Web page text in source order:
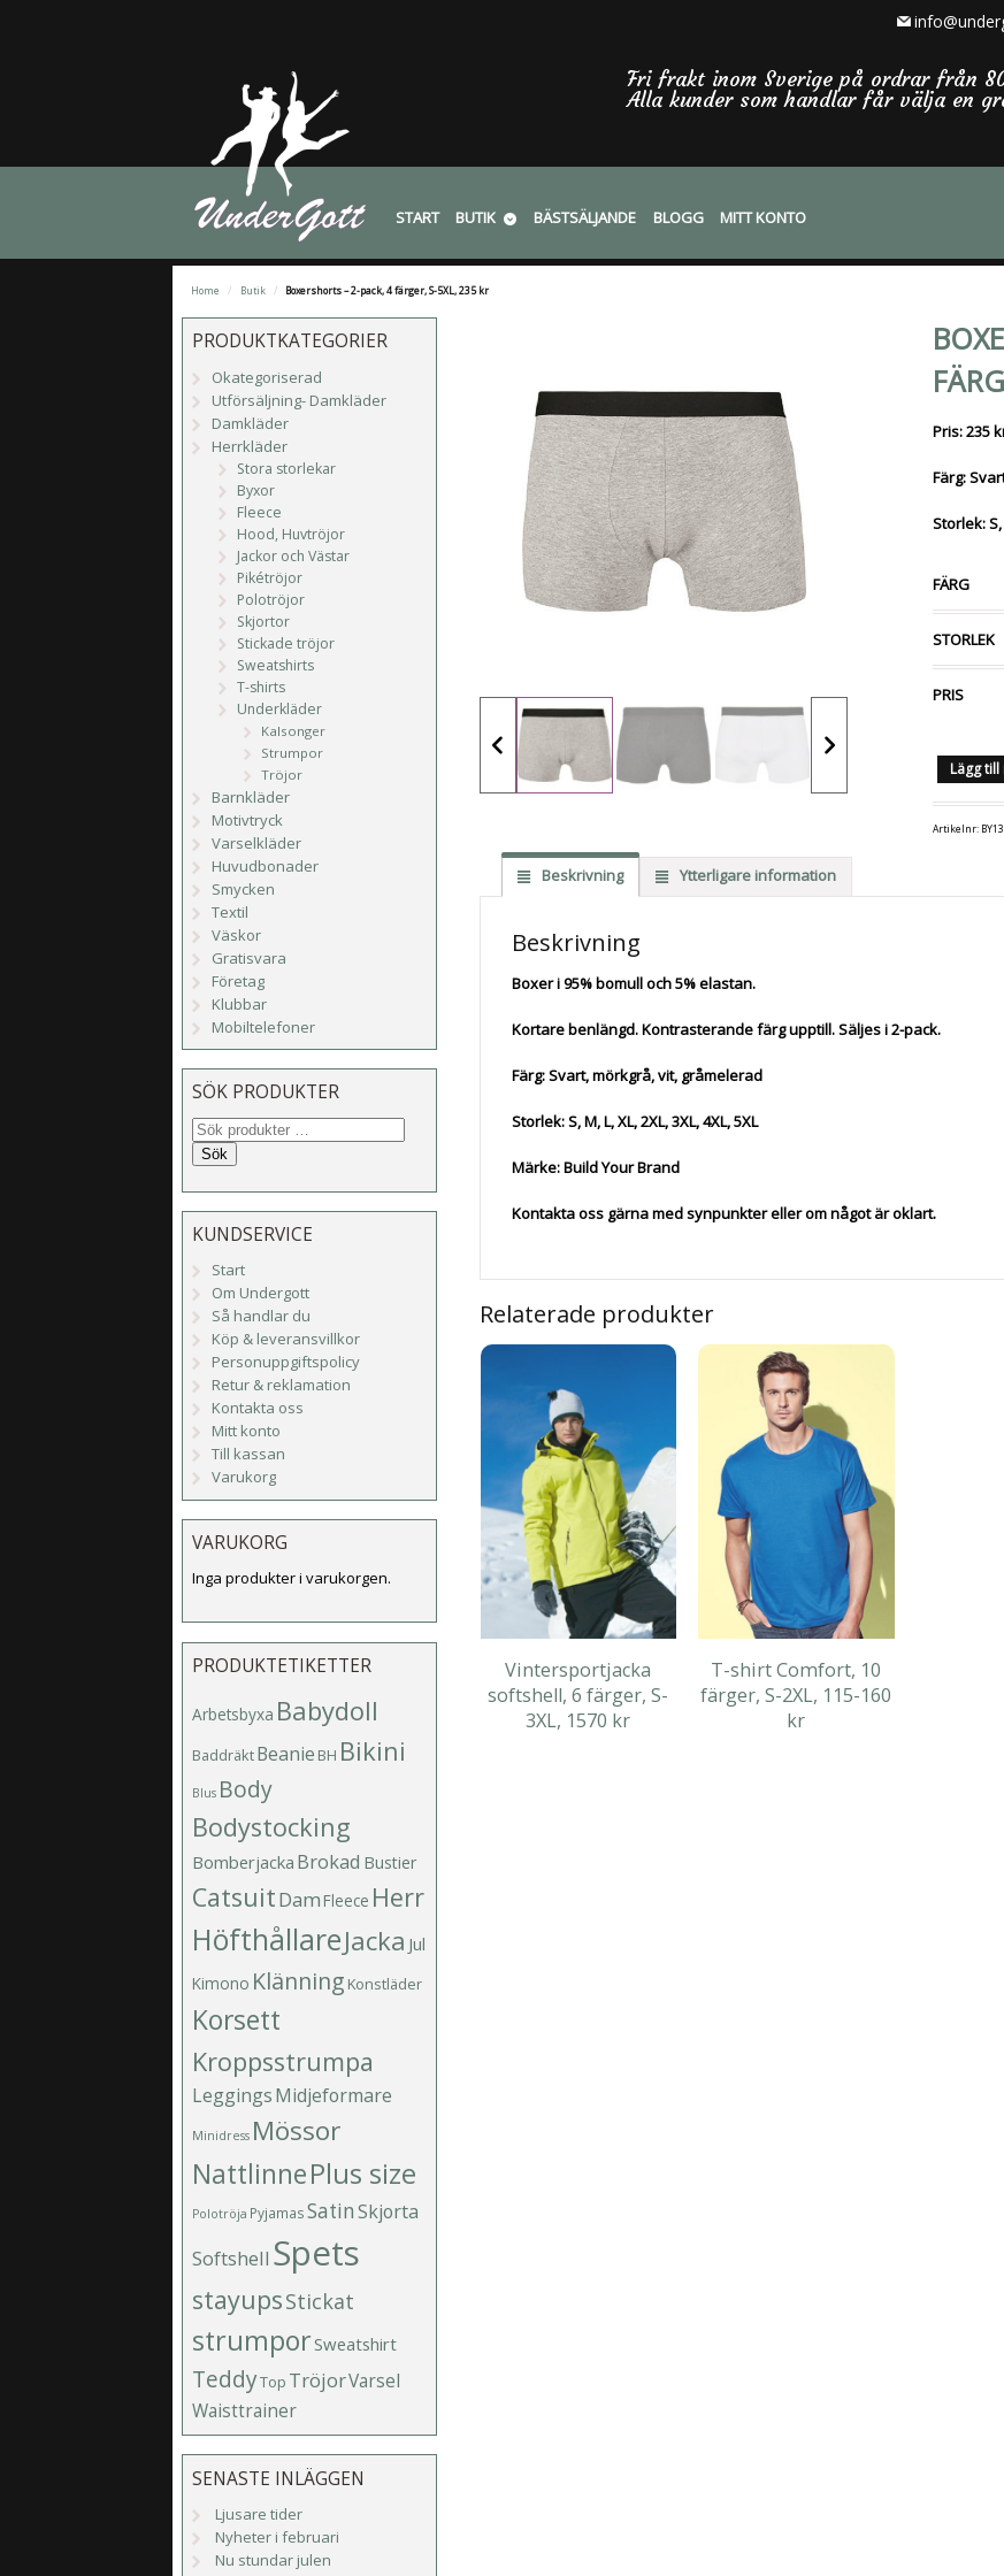
Fri frakt inom Sverige på ordrar från
Alla kunder som handlar får välja en
START BUTIK BÄSTSÄLJANDE BLOGG MITT KONTO
Home / Butik / Boxershorts – 2-pack, 4 färger, S-5XL, 235 kr
Pris: 235
Färg:
Storlek: S,
FÄRG
STORLEK
PRIS
Lägg
Artikelnr:
Beskrivning Ytterligare information
Beskrivning
Boxer i 95% bomull och 5% elastan.
Kortare benlängd. Kontrasterande färg upptill. Säljes i 2-pack.
Färg: Svart, mörkgrå, vit, gråmelerad
Storlek: S, M, L, XL, 2XL, 3XL, 4XL, 5XL
Märke: Build Your Brand
Kontakta oss gärna med synpunkter eller om något är oklart.
Relaterade produkter
Vintersportjacka
softshell, 6 färger, S-
3XL, 1570 kr
T-shirt Comfort, 10
färger, S-2XL, 115-160
kr
PRODUKTKATEGORIER
Okategoriserad
Utförsäljning- Damkläder
Damkläder
Herrkläder
Stora storlekar
Byxor
Fleece
Hood, Huvtröjor
Jackor och Västar
Pikétröjor
Polotröjor
Skjortor
Stickade tröjor
Sweatshirts
T-shirts
Underkläder
Kalsonger
Strumpor
Tröjor
Barnkläder
Motivtryck
Varselkläder
Huvudbonader
Smycken
Textil
Väskor
Gratisvara
Företag
Klubbar
Mobiltelefoner
SÖK PRODUKTER
Sök
KUNDSERVICE
Start
Om Undergott
Så handlar du
Köp & leveransvillkor
Personuppgiftspolicy
Retur & reklamation
Kontakta oss
Mitt konto
Till kassan
Varukorg
VARUKORG
Inga produkter i varukorgen.
PRODUKTETIKETTER
Arbetsbyxa Babydoll
BaddräktBeanie BH Bikini
Blus Body
Bodystocking
Bomberjacka Brokad Bustier
CatsuitDam Fleece Herr
HöfthållareJacka Jul
Kimono Klänning Konstläder
Korsett
Kroppsstrumpa
LeggingsMidjeformare
Minidress Mössor
NattlinnePlus size
Polotröja PyjamasSatinSkjorta
Softshell Spets
stayupsStickat
strumporSweatshirt
TeddyTop TröjorVarsel
Waisttrainer
SENASTE INLÄGGEN
Ljusare tider
Nyheter i februari
Nu stundar julen